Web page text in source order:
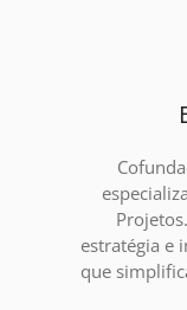
estratégia e
que